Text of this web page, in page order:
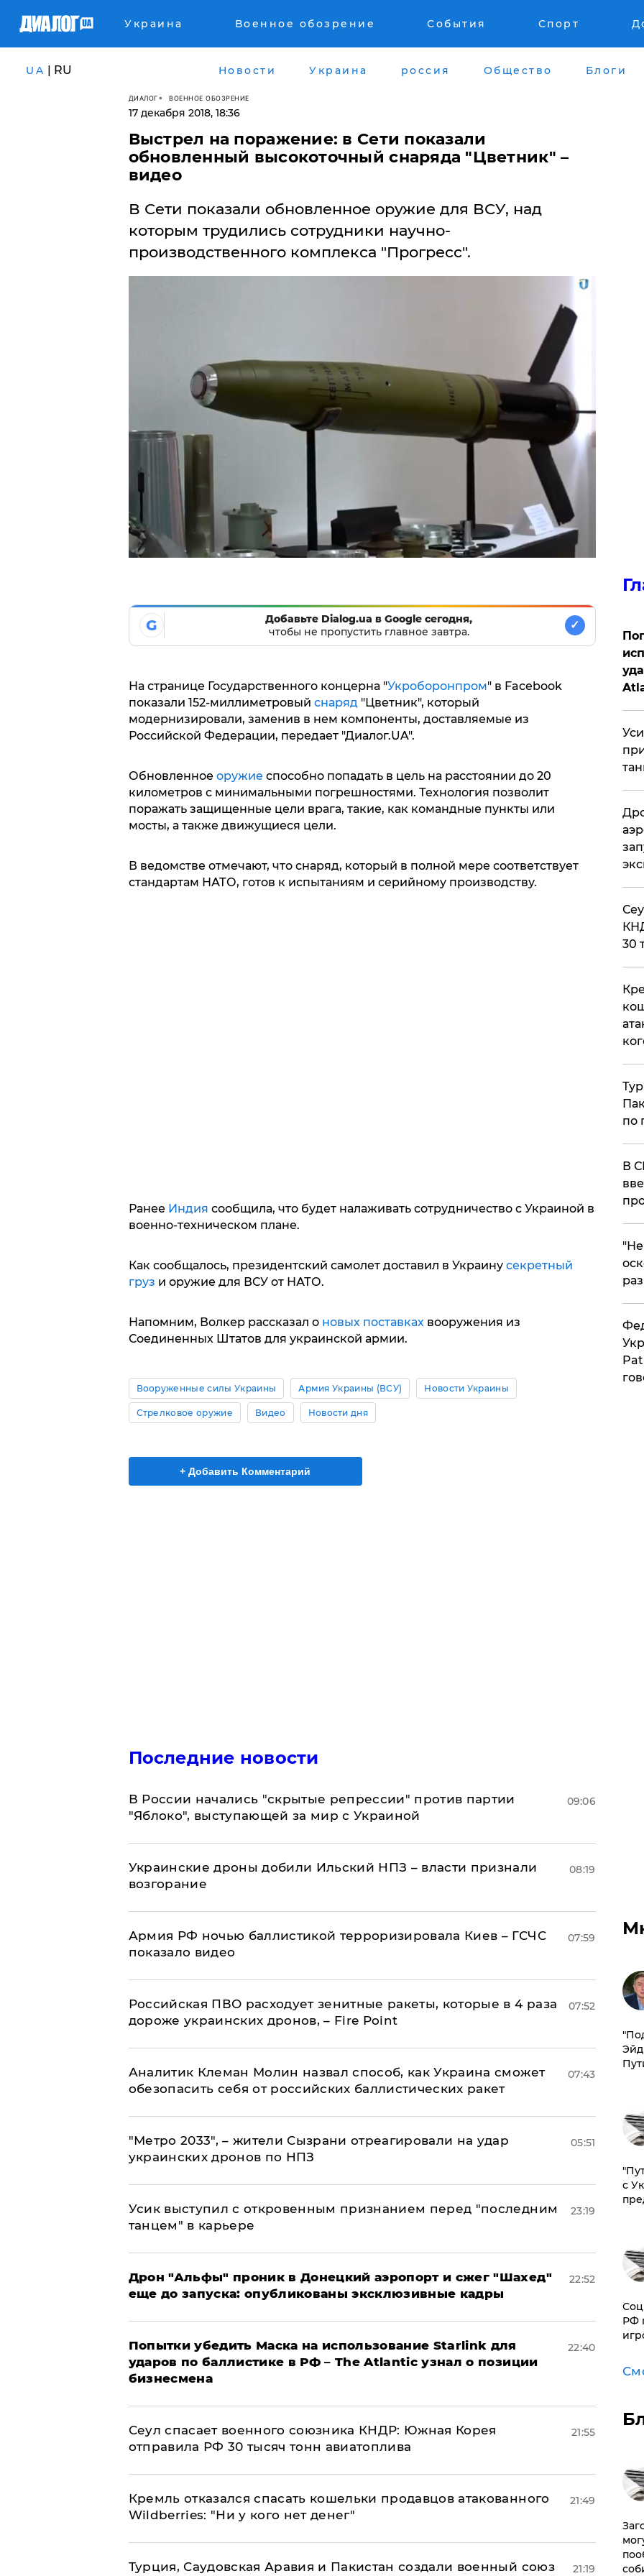
Украина Военное обозрение События Спорт
UA | RU Новости Украина россия Общество Блоги
ДИАЛОГ ВОЕННОЕ ОБОЗРЕНИЕ
17 декабря 2018, 18:36
Выстрел на поражение: в Сети показали
обновленный высокоточный снаряда "Цветник" –
видео
В Сети показали обновленное оружие для ВСУ, над
которым трудились сотрудники научно-
производственного комплекса "Прогресс".
G
Добавьте Dialog.ua в Google сегодня,
чтобы не пропустить главное завтра.
✓
На странице Государственного концерна "Укроборонпром" в Facebook
показали 152-миллиметровый снаряд "Цветник", который
модернизировали, заменив в нем компоненты, доставляемые из
Российской Федерации, передает "Диалог.UA".
Обновленное оружиеспособно попадать в цель на расстоянии до 20
километров с минимальными погрешностями. Технология позволит
поражать защищенные цели врага, такие, как командные пункты или
мосты, а также движущиеся цели.
В ведомстве отмечают, что снаряд, который в полной мере соответствует
стандартам НАТО, готов к испытаниям и серийному производству.
Ранее Индия сообщила, что будет налаживать сотрудничество с Украиной в
военно-техническом плане.
Как сообщалось, президентский самолет доставил в Украину секретный
груз и оружие для ВСУ от НАТО.
Напомним, Волкер рассказал о новых поставкахвооружения из
Соединенных Штатов для украинской армии.
Вооруженные силы Украины Армия Украины (ВСУ) Новости Украины
Стрелковое оружие Видео Новости дня
+ Добавить Комментарий
Последние новости
В России начались "скрытые репрессии" против партии
"Яблоко", выступающей за мир с Украиной
09:06
Украинские дроны добили Ильский НПЗ – власти признали
возгорание
08:19
Армия РФ ночью баллистикой терроризировала Киев – ГСЧС
показало видео
07:59
Российская ПВО расходует зенитные ракеты, которые в 4 раза
дороже украинских дронов, – Fire Point
07:52
Аналитик Клеман Молин назвал способ, как Украина сможет
обезопасить себя от российских баллистических ракет
07:43
"Метро 2033", – жители Сызрани отреагировали на удар
украинских дронов по НПЗ
05:51
Усик выступил с откровенным признанием перед "последним
танцем" в карьере
23:19
Дрон "Альфы" проник в Донецкий аэропорт и сжег "Шахед"
еще до запуска: опубликованы эксклюзивные кадры
22:52
Попытки убедить Маска на использование Starlink для
ударов по баллистике в РФ – The Atlantic узнал о позиции
бизнесмена
22:40
​Сеул спасает военного союзника КНДР: Южная Корея
отправила РФ 30 тысяч тонн авиатоплива
21:55
Кремль отказался спасать кошельки продавцов атакованного
Wildberries: "Ни у кого нет денег"
21:49
Турция, Саудовская Аравия и Пакистан создали военный союз 21:19
30
по
В
с
РФ